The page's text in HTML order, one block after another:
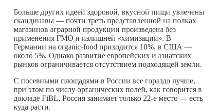
Больше других идеей здоровой, вкусной пищи увлечены
скандинавы — почти треть представленной на полках
магазинов аграрной продукции произведена без
применения ГМО и излишней «химизации». В
Германии на organic-food приходится 10%, в США —
около 5%. Однако развитие европейских и азиатских
рынков ограничивается отсутствием подходящей земли.
С посевными площадями в России все гораздо лучше,
при этом по числу органических полей, как говорится в
докладе FiBL, Россия занимает только 22-е место — есть
куда расти.